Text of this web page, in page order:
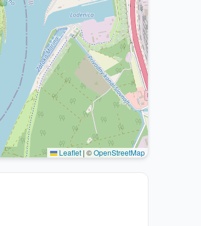
Leaflet | ©OpenStreetMap